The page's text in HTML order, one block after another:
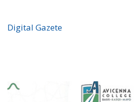
Digital Gazete